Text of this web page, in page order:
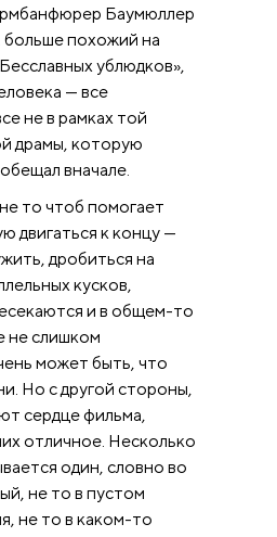
Баумюллер
больше похожий на
ублюдков»,
— все
не в рамках той
драмы, которую
вначале.
то чтоб помогает
двигаться к концу —
дробиться на
кусков,
и в общем-то
не слишком
может быть, что
Но с другой стороны,
сердце фильма,
отличное. Несколько
один, словно во
не то в пустом
не то в каком-то